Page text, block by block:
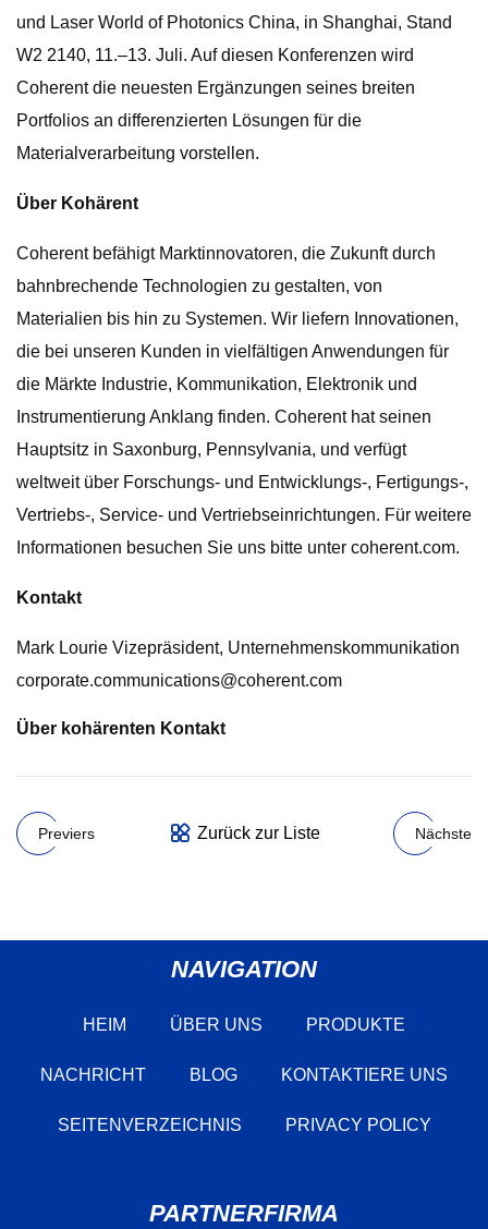
und Laser World of Photonics China, in Shanghai, Stand
W2 2140, 11.–13. Juli. Auf diesen Konferenzen wird
Coherent die neuesten Ergänzungen seines breiten
Portfolios an differenzierten Lösungen für die
Materialverarbeitung vorstellen.
Über Kohärent
Coherent befähigt Marktinnovatoren, die Zukunft durch
bahnbrechende Technologien zu gestalten, von
Materialien bis hin zu Systemen. Wir liefern Innovationen,
die bei unseren Kunden in vielfältigen Anwendungen für
die Märkte Industrie, Kommunikation, Elektronik und
Instrumentierung Anklang finden. Coherent hat seinen
Hauptsitz in Saxonburg, Pennsylvania, und verfügt
weltweit über Forschungs- und Entwicklungs-, Fertigungs-,
Vertriebs-, Service- und Vertriebseinrichtungen. Für weitere
Informationen besuchen Sie uns bitte unter coherent.com.
Kontakt
Mark Lourie Vizepräsident, Unternehmenskommunikation
corporate.communications@coherent.com
Über kohärenten Kontakt
Previers Zurück zur Liste Nächste
NAVIGATION
HEIM ÜBER UNS PRODUKTE
NACHRICHT BLOG KONTAKTIERE UNS
SEITENVERZEICHNIS PRIVACY POLICY
PARTNERFIRMA